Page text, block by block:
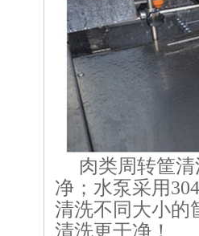
肉类周转筐清
净； 水泵采用
清洗不同大小的
清洗更干净！